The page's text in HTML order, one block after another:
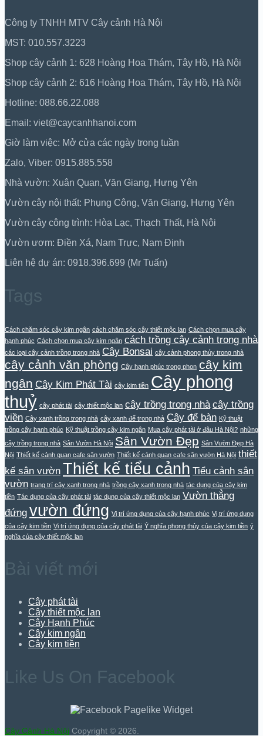
Công ty TNHH MTV Cây cảnh Hà Nội
MST: 010.557.3223
Shop cây cảnh 1: 628 Hoàng Hoa Thám, Tây Hồ, Hà Nội
Shop cây cảnh 2: 616 Hoàng Hoa Thám, Tây Hồ, Hà Nội
Hotline: 088.66.22.088
Email: viet@caycanhhanoi.com
Giờ làm việc: Mở cửa các ngày trong tuần
Zalo, Viber: 0915.885.558
Nhà vườn: Xuân Quan, Văn Giang, Hưng Yên
Vườn cây nội thất: Phụng Công, Văn Giang, Hưng Yên
Vườn cây công trình: Hòa Lạc, Thạch Thất, Hà Nội
Vườn ươm: Điền Xá, Nam Trực, Nam Định
Liên hệ dự án: 0918.396.699 (Mr Tuấn)
Tags
Cách chăm sóc cây kim ngân cách chăm sóc cây thiết mộc lan Cách chọn mua cây
hạnh phúc Cách chọn mua cây kim ngân cách trồng cây cảnh trong nhà
các loại cây cảnh trồng trong nhà Cây Bonsai cây cảnh phong thủy trong nhà
cây cảnh văn phòng Cây hạnh phúc trong phon cây kim
ngân Cây Kim Phát Tài cây kim tiền Cây phong
thuỷ cây phát tài cây thiết mộc lan cây trồng trong nhà cây trồng
viền Cây xanh trồng trong nhà cây xanh để trong nhà Cây để bàn Kỹ thuật
trồng cây hạnh phúc Kỹ thuật trồng cây kim ngân Mua cây phát tài ở đâu Hà Nội? những
cây trồng trong nhà Sân Vườn Hà Nội Sân Vườn Đẹp Sân Vườn Đẹp Hà
Nội Thiết kế cảnh quan cafe sân vườn Thiết kế cảnh quan cafe sân vườn Hà Nội thiết
kế sân vườn Thiết kế tiểu cảnh Tiểu cảnh sân
vườn trang trí cây xanh trong nhà trồng cây xanh trong nhà tác dụng của cây kim
tiền Tác dụng của cây phát tài tác dụng của cây thiết mộc lan Vườn thẳng
đứng vườn đứng Vị trí ứng dụng của cây hạnh phúc Vị trí ứng dụng
của cây kim tiền Vị trí ứng dụng của cây phát tài Ý nghĩa phong thủy của cây kim tiền ý
nghĩa của cây thiết mộc lan
Bài viết mới
Cây phát tài
Cây thiết mộc lan
Cây Hạnh Phúc
Cây kim ngân
Cây kim tiền
Like Us On Facebook
Cây Cảnh Hà Nội Copyright © 2026.